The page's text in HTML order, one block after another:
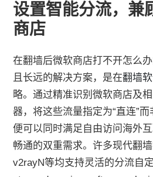
设置智能分流，兼
商店
在翻墙后微软商店打不开怎么
且长远的解决方案，是在翻墙
略。通过精准识别微软商店及
器，将这些流量指定为“直连”
便可以同时满足自由访问海外
畅通的双重需求。许多现代翻墙
v2rayN等均支持灵活的分流自